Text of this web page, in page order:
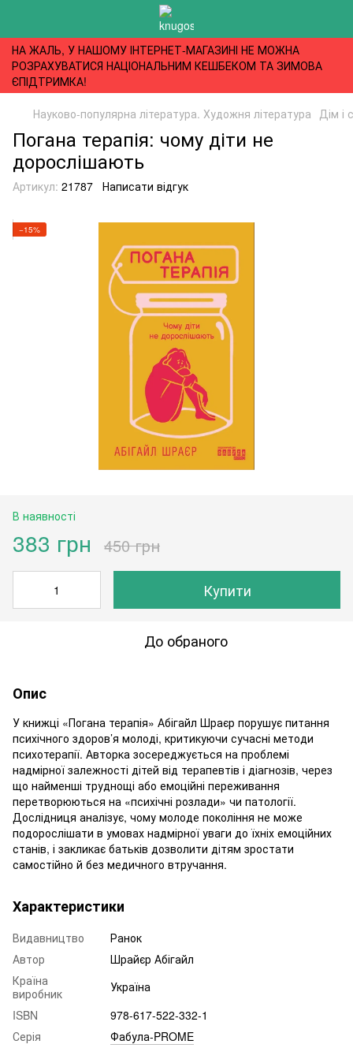
НА ЖАЛЬ, У НАШОМУ ІНТЕРНЕТ-МАГАЗИНІ НЕ МОЖНА
РОЗРАХУВАТИСЯ НАЦІОНАЛЬНИМ КЕШБЕКОМ ТА ЗИМОВА
ЄПІДТРИМКА!
Науково-популярна література. Художня література Дім і
Погана терапія: чому діти не
дорослішають
Артикул: 21787 Написати відгук
−15%
В наявності
383 грн 450 грн
Купити
До обраного
Опис
У книжці «Погана терапія» Абігайл Шраєр порушує питання
психічного здоров’я молоді, критикуючи сучасні методи
психотерапії. Авторка зосереджується на проблемі
надмірної залежності дітей від терапевтів і діаг­нозів, через
що найменші труднощі або емоційні переживання
перетворюються на «психічні розлади» чи патології.
Дослідниця аналізує, чому молоде покоління не може
подорослішати в умовах надмірної уваги до їхніх емоційних
станів, і закликає батьків дозволити дітям зростати
самостійно й без медичного втручання.
Характеристики
Видавництво
Ранок
Автор
Шрайєр Абігайл
Країна
виробник
Україна
ISBN
978-617-522-332-1
Серія
Фабула-PROME